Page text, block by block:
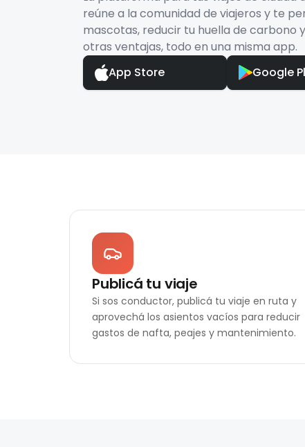
reúne a la comunidad de viajeros y te
mascotas, reducir tu huella de carbono
otras ventajas, todo en una misma app.
App Store
Google
Publicá tu viaje
Si sos conductor, publicá tu viaje en ruta y
aprovechá los asientos vacíos para reducir
gastos de nafta, peajes y mantenimiento.